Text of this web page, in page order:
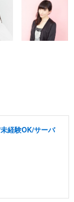
経験OK/サーバ